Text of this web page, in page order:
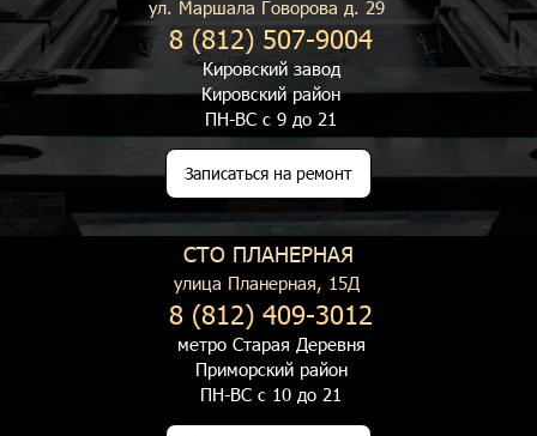
ул. Маршала Говорова д. 29
8 (812) 507-9004
Кировский завод
Кировский район
ПН-ВС с 9 до 21
Записаться на ремонт
СТО ПЛАНЕРНАЯ
улица Планерная, 15Д
8 (812) 409-3012
метро Старая Деревня
Приморский район
ПН-ВС с 10 до 21